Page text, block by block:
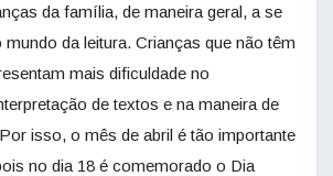
da família, de maneira geral, a se
da leitura. Crianças que não têm
mais dificuldade no
de textos e na maneira de
isso, o mês de abril é tão importante
no dia 18 é comemorado o Dia